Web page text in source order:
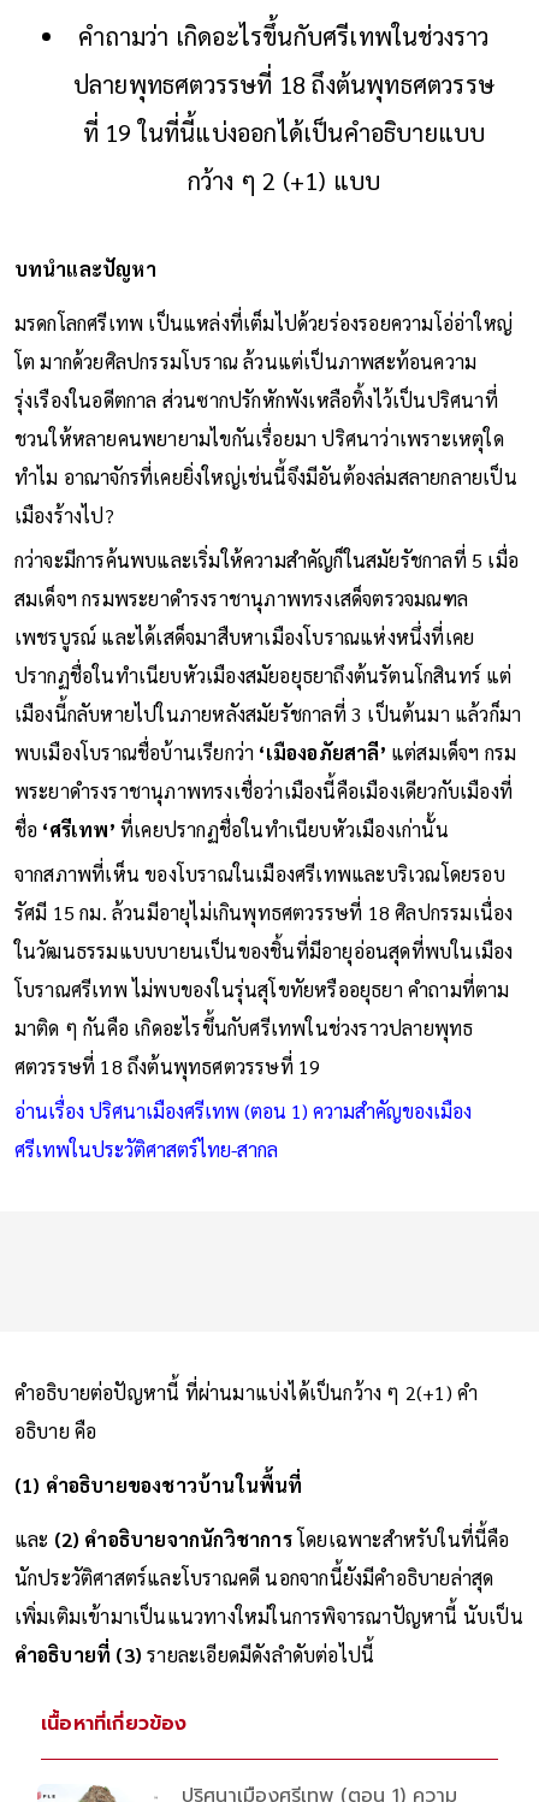
คำถามว่า เกิดอะไรขึ้นกับศรีเทพในช่วงราว
ปลายพุทธศตวรรษที่ 18 ถึงต้นพุทธศตวรรษ
ที่ 19 ในที่นี้แบ่งออกได้เป็นคำอธิบายแบบ
กว้าง ๆ 2 (+1) แบบ
บทนำและปัญหา
มรดกโลกศรีเทพ เป็นแหล่งที่เต็มไปด้วยร่องรอยความโอ่อ่าใหญ่
โต มากด้วยศิลปกรรมโบราณ ล้วนแต่เป็นภาพสะท้อนความ
รุ่งเรืองในอดีตกาล ส่วนซากปรักหักพังเหลือทิ้งไว้เป็นปริศนาที่
ชวนให้หลายคนพยายามไขกันเรื่อยมา ปริศนาว่าเพราะเหตุใด
ทำไม อาณาจักรที่เคยยิ่งใหญ่เช่นนี้จึงมีอันต้องล่มสลายกลายเป็น
เมืองร้างไป?
กว่าจะมีการค้นพบและเริ่มให้ความสำคัญก็ในสมัยรัชกาลที่ 5 เมื่อ
สมเด็จฯ กรมพระยาดำรงราชานุภาพทรงเสด็จตรวจมณฑล
เพชรบูรณ์ และได้เสด็จมาสืบหาเมืองโบราณแห่งหนึ่งที่เคย
ปรากฏชื่อในทำเนียบหัวเมืองสมัยอยุธยาถึงต้นรัตนโกสินทร์ แต่
เมืองนี้กลับหายไปในภายหลังสมัยรัชกาลที่ 3 เป็นต้นมา แล้วก็มา
พบเมืองโบราณชื่อบ้านเรียกว่า ‘เมืองอภัยสาลี’ แต่สมเด็จฯ กรม
พระยาดำรงราชานุภาพทรงเชื่อว่าเมืองนี้คือเมืองเดียวกับเมืองที่
ชื่อ ‘ศรีเทพ’ ที่เคยปรากฏชื่อในทำเนียบหัวเมืองเก่านั้น
จากสภาพที่เห็น ของโบราณในเมืองศรีเทพและบริเวณโดยรอบ
รัศมี 15 กม. ล้วนมีอายุไม่เกินพุทธศตวรรษที่ 18 ศิลปกรรมเนื่อง
ในวัฒนธรรมแบบบายนเป็นของชิ้นที่มีอายุอ่อนสุดที่พบในเมือง
โบราณศรีเทพ ไม่พบของในรุ่นสุโขทัยหรืออยุธยา คำถามที่ตาม
มาติด ๆ กันคือ เกิดอะไรขึ้นกับศรีเทพในช่วงราวปลายพุทธ
ศตวรรษที่ 18 ถึงต้นพุทธศตวรรษที่ 19
อ่านเรื่อง ปริศนาเมืองศรีเทพ (ตอน 1) ความสำคัญของเมือง
ศรีเทพในประวัติศาสตร์ไทย-สากล
คำอธิบายต่อปัญหานี้ ที่ผ่านมาแบ่งได้เป็นกว้าง ๆ 2(+1) คำ
อธิบาย คือ
(1) คำอธิบายของชาวบ้านในพื้นที่
และ (2) คำอธิบายจากนักวิชาการโดยเฉพาะสำหรับในที่นี้คือ
นักประวัติศาสตร์และโบราณคดี นอกจากนี้ยังมีคำอธิบายล่าสุด
เพิ่มเติมเข้ามาเป็นแนวทางใหม่ในการพิจารณาปัญหานี้ นับเป็น
คำอธิบายที่ (3) รายละเอียดมีดังลำดับต่อไปนี้
เนื้อหาที่เกี่ยวข้อง
ปริศนาเมืองศรีเทพ (ตอน 1) ความ